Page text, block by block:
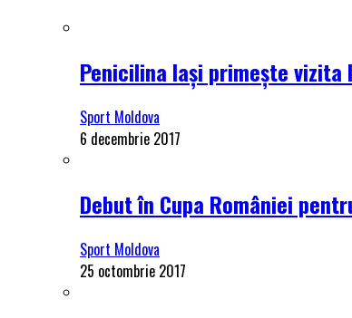
Penicilina Iași primește vizita
Sport Moldova
6 decembrie 2017
Debut în Cupa României
Sport Moldova
25 octombrie 2017